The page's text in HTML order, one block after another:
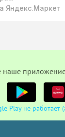
Яндекс.Маркет
наше
Play не работает